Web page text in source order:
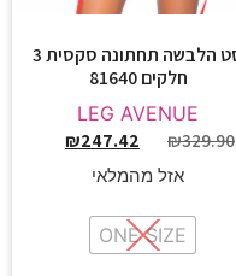
סט הלבשה תחתונה סקסית 3
חלקים 81640
LEG AVENUE
₪329.90
₪247.42
אזל מהמלאי
ONE SIZE